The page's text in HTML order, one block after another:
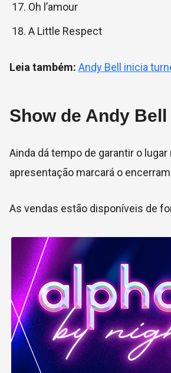
Oh l’amour
A Little Respect
Leia também: Andy Bell inicia
Show de Andy
Ainda dá tempo de garantir o
apresentação marcará o
As vendas estão disponíveis de